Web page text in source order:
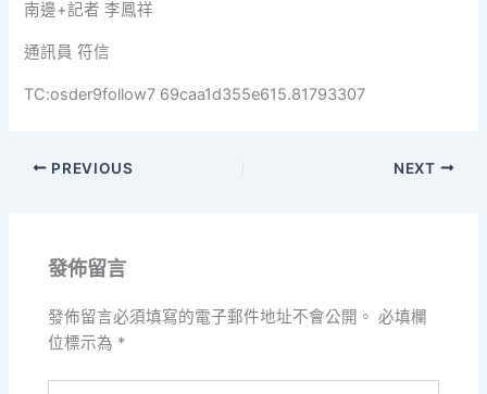
南邊+記者 李鳳祥
通訊員 符信
TC:osder9follow7 69caa1d355e615.81793307
PREVIOUS NEXT
發佈留言
發佈留言必須填寫的電子郵件地址不會公開。 必填欄
位標示為 *